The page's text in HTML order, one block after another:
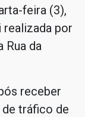
feira (3),
realizada por
Rua da
receber
de tráfico de